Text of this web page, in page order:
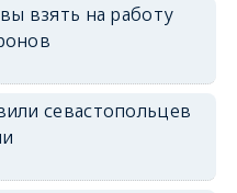
взять на работу
севастопольцев